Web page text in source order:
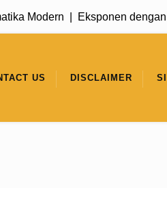
Modern |Eksponen dengan
US DISCLAIMER